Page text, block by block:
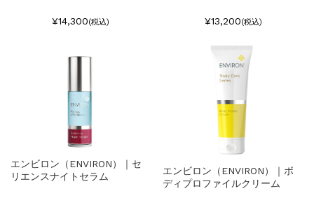
¥14,300(税込) ¥13,200(税込)
エンビロン（ENVIRON）｜セ
リエンスナイトセラム
エンビロン（ENVIRON）｜ボ
ディプロファイルクリーム